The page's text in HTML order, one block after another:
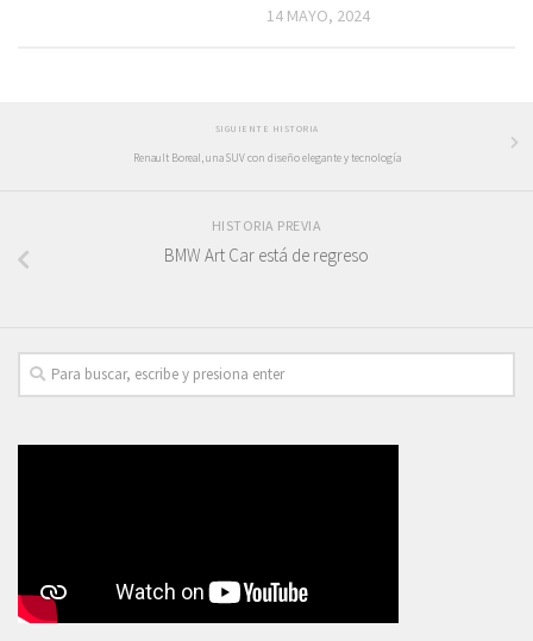
14 MAYO, 2024
SIGUIENTE HISTORIA
Renault Boreal, una SUV con diseño elegante y tecnología
HISTORIA PREVIA
BMW Art Car está de regreso